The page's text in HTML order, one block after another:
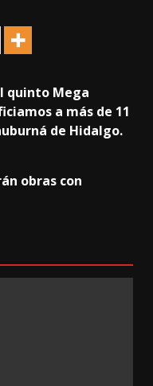
quinto Mega
a más de 11
de Hidalgo.
obras con